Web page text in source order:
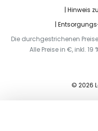
Hinweis
Die durchgestrichenen
Alle Preise in €, inkl.
© 2026